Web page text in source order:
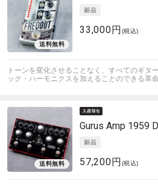
33,000円 (税込)
トーンを変化させることなく、すべてのギタ
ック・ハーモニクスを加えることのできる革
Gurus Amp 1959
57,200円 (税込)